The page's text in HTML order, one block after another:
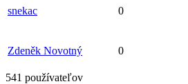
snekac 0
Zdeněk Novotný 0
541 používateľov